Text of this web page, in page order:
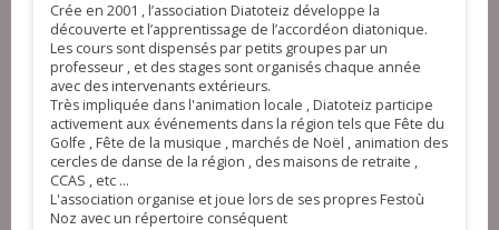
Crée en 2001 , l’association Diatoteiz développe la
découverte et l’apprentissage de l’accordéon diatonique.
Les cours sont dispensés par petits groupes par un
professeur , et des stages sont organisés chaque année
avec des intervenants extérieurs.
Très impliquée dans l'animation locale , Diatoteiz participe
activement aux événements dans la région tels que Fête du
Golfe , Fête de la musique , marchés de Noël , animation des
cercles de danse de la région , des maisons de retraite ,
CCAS , etc ...
L'association organise et joue lors de ses propres Festoù
Noz avec un répertoire conséquent